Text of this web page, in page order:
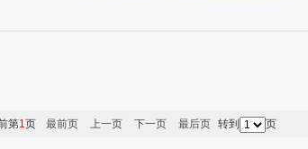
第1页 最前页 上一页 下一页 最后页 转到 页